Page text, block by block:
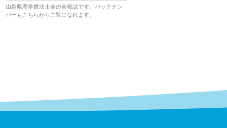
山梨県理学療法士会の会報誌です。バックナン
バーもこちらからご覧になれます。